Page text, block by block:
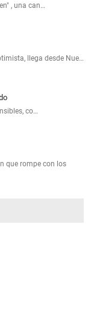
, una can…
llega desde Nue…
co…
que rompe con los